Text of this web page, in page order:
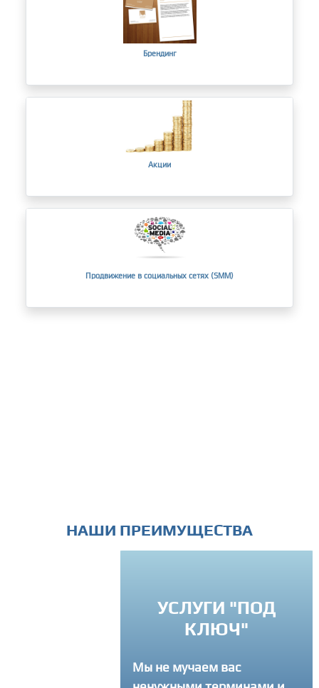
Брендинг
Акции
Продвижение в социальных сетях (SMM)
НАШИ ПРЕИМУЩЕСТВА
УСЛУГИ "ПОД
КЛЮЧ"
Мы не мучаем вас